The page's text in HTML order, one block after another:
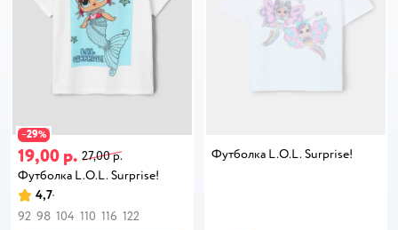
−29%
19,00 р. 27,00 р.
Футболка L.O.L. Surprise!
4,7
92 98 104 110 116 122
Футболка L.O.L. Surprise!